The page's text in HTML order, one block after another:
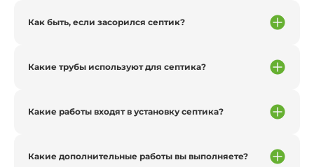
Как быть, если засорился септик?
Какие трубы используют для септика?
Какие работы входят в установку септика?
Какие дополнительные работы вы выполняете?